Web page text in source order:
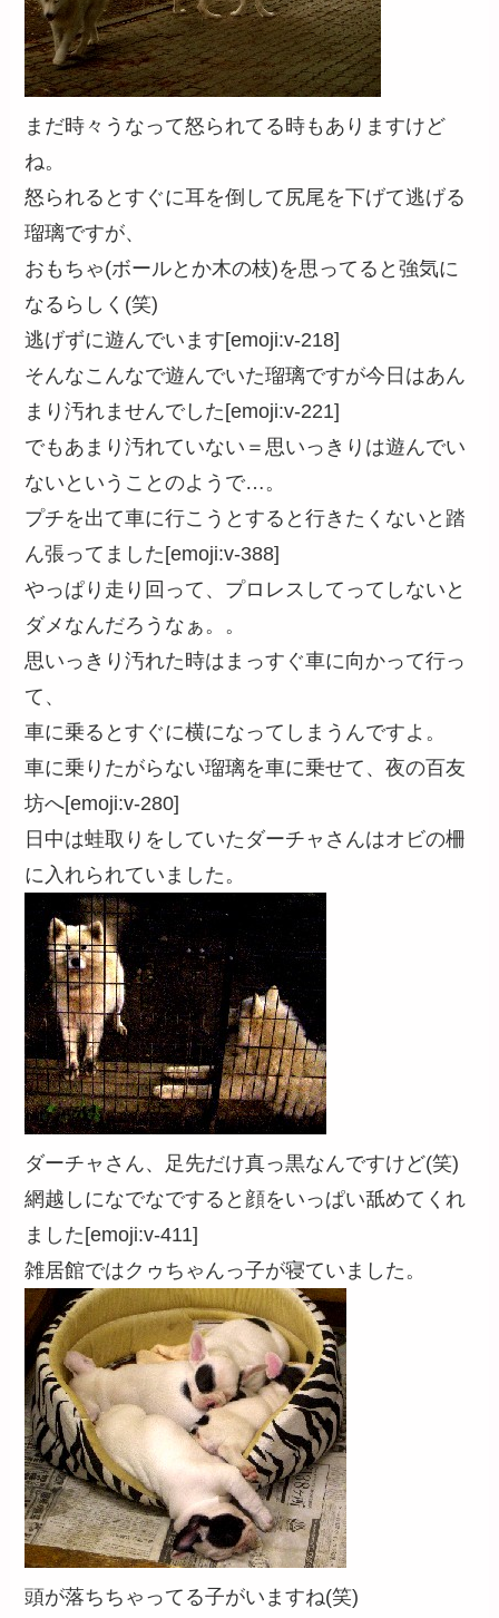
まだ時々うなって怒られてる時もありますけど
ね。
怒られるとすぐに耳を倒して尻尾を下げて逃げる
瑠璃ですが、
おもちゃ(ボールとか木の枝)を思ってると強気に
なるらしく(笑)
逃げずに遊んでいます[emoji:v-218]
そんなこんなで遊んでいた瑠璃ですが今日はあん
まり汚れませんでした[emoji:v-221]
でもあまり汚れていない＝思いっきりは遊んでい
ないということのようで…。
プチを出て車に行こうとすると行きたくないと踏
ん張ってました[emoji:v-388]
やっぱり走り回って、プロレスしてってしないと
ダメなんだろうなぁ。。
思いっきり汚れた時はまっすぐ車に向かって行っ
て、
車に乗るとすぐに横になってしまうんですよ。
車に乗りたがらない瑠璃を車に乗せて、夜の百友
坊へ[emoji:v-280]
日中は蛙取りをしていたダーチャさんはオビの柵
に入れられていました。
ダーチャさん、足先だけ真っ黒なんですけど(笑)
網越しになでなですると顔をいっぱい舐めてくれ
ました[emoji:v-411]
雑居館ではクゥちゃんっ子が寝ていました。
頭が落ちちゃってる子がいますね(笑)